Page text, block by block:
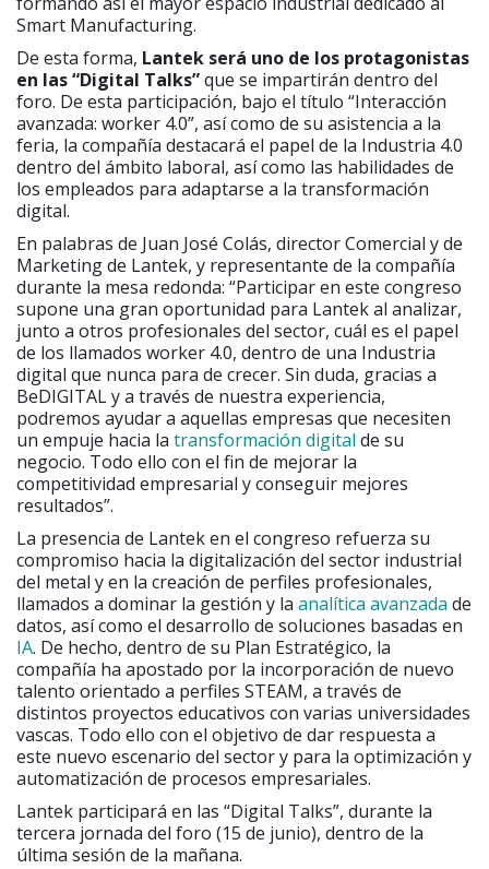
Smart Manufacturing.
De esta forma, Lantek será uno de los protagonistas
en las “Digital Talks”que se impartirán dentro del
foro. De esta participación, bajo el título “Interacción
avanzada: worker 4.0”, así como de su asistencia a la
feria, la compañía destacará el papel de la Industria 4.0
dentro del ámbito laboral, así como las habilidades de
los empleados para adaptarse a la transformación
digital.
En palabras de Juan José Colás, director Comercial y de
Marketing de Lantek, y representante de la compañía
durante la mesa redonda: “Participar en este congreso
supone una gran oportunidad para Lantek al analizar,
junto a otros profesionales del sector, cuál es el papel
de los llamados worker 4.0, dentro de una Industria
digital que nunca para de crecer. Sin duda, gracias a
BeDIGITAL y a través de nuestra experiencia,
podremos ayudar a aquellas empresas que necesiten
un empuje hacia la transformación digital de su
negocio. Todo ello con el fin de mejorar la
competitividad empresarial y conseguir mejores
resultados”.
La presencia de Lantek en el congreso refuerza su
compromiso hacia la digitalización del sector industrial
del metal y en la creación de perfiles profesionales,
llamados a dominar la gestión y la analítica avanzada de
datos, así como el desarrollo de soluciones basadas en
IA. De hecho, dentro de su Plan Estratégico, la
compañía ha apostado por la incorporación de nuevo
talento orientado a perfiles STEAM, a través de
distintos proyectos educativos con varias universidades
vascas. Todo ello con el objetivo de dar respuesta a
este nuevo escenario del sector y para la optimización y
automatización de procesos empresariales.
Lantek participará en las “Digital Talks”, durante la
tercera jornada del foro (15 de junio), dentro de la
última sesión de la mañana.